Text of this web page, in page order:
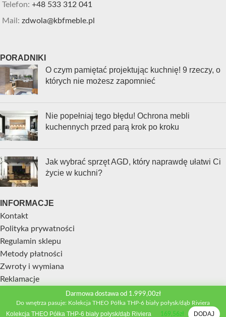
Telefon: +48 533 312 041
Mail: zdwola@kbfmeble.pl
PORADNIKI
O czym pamiętać projektując kuchnię! 9 rzeczy, o
których nie możesz zapomnieć
Nie popełniaj tego błędu! Ochrona mebli
kuchennych przed parą krok po kroku
Jak wybrać sprzęt AGD, który naprawdę ułatwi Ci
życie w kuchni?
INFORMACJE
Kontakt
Polityka prywatności
Regulamin sklepu
Metody płatności
Zwroty i wymiana
Reklamacje
STREFA KLIENTA
Moje konto
Darmowa dostawa od 1.999,00zł
Do wnętrza pasuje: Kolekcja THEO Półka THP-6 biały połysk/dąb Riviera
Kolekcja THEO Półka THP-6 biały połysk/dąb Riviera 169,56zł DODAJ